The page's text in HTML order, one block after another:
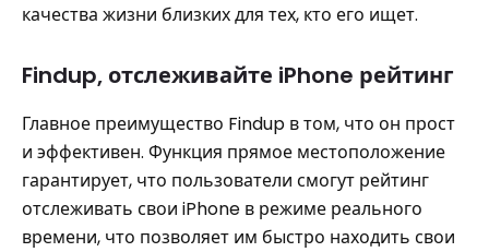
качества жизни близких для тех, кто его ищет.
Findup, отслеживайте iPhone рейтинг
Главное преимущество Findup в том, что он прост
и эффективен. Функция прямое местоположение
гарантирует, что пользователи смогут рейтинг
отслеживать свои iPhone в режиме реального
времени, что позволяет им быстро находить свои